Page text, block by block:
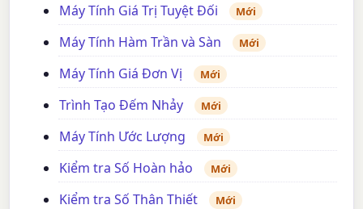
Máy Tính Giá Trị Tuyệt Đối Mới
Máy Tính Hàm Trần và Sàn Mới
Máy Tính Giá Đơn Vị Mới
Trình Tạo Đếm Nhảy Mới
Máy Tính Ước Lượng Mới
Kiểm tra Số Hoàn hảo Mới
Kiểm tra Số Thân Thiết Mới